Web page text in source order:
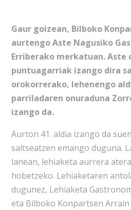
Gaur goizean, Bilboko
aurtengo Aste Nagusiko
Erriberako merkatuan. Aste
puntuagarriak izango dira
orokorrerako, lehenengo
parriladaren onuraduna
izango da.
Aurton 41. aldia izango da
saltseatzen emango duguna.
lanean, lehiaketa aurrera
hobetzeko. Lehiaketaren
dugunez, Lehiaketa
eta Bilboko Konpartsen Arrain